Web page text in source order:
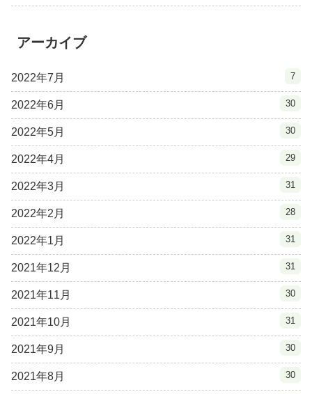
アーカイブ
2022年7月 7
2022年6月 30
2022年5月 30
2022年4月 29
2022年3月 31
2022年2月 28
2022年1月 31
2021年12月 31
2021年11月 30
2021年10月 31
2021年9月 30
2021年8月 30